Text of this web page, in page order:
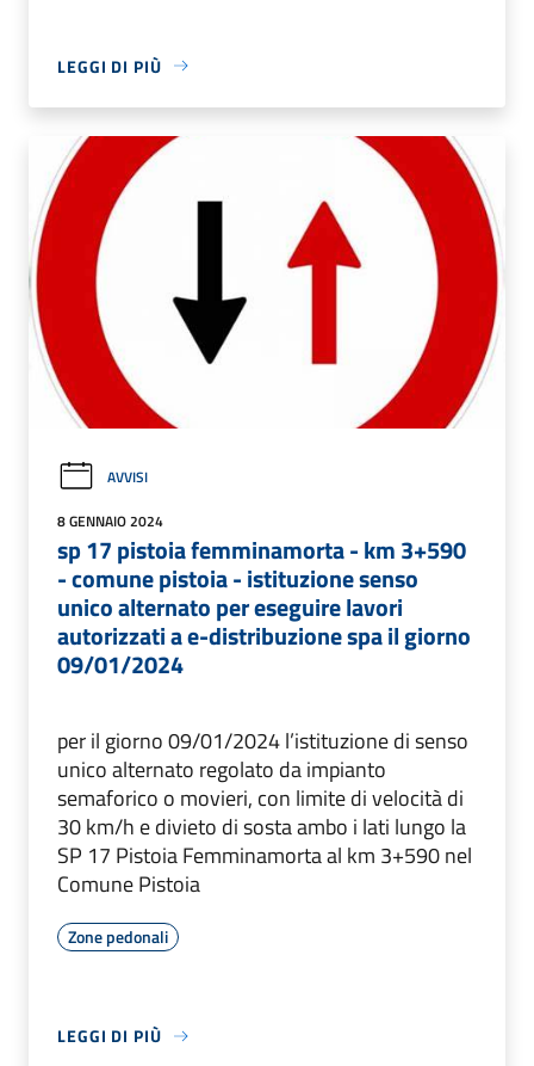
LEGGI DI PIÙ
AVVISI
8 GENNAIO 2024
sp 17 pistoia femminamorta - km 3+590
- comune pistoia - istituzione senso
unico alternato per eseguire lavori
autorizzati a e-distribuzione spa il giorno
09/01/2024
per il giorno 09/01/2024 l’istituzione di senso
unico alternato regolato da impianto
semaforico o movieri, con limite di velocità di
30 km/h e divieto di sosta ambo i lati lungo la
SP 17 Pistoia Femminamorta al km 3+590 nel
Comune Pistoia
Zone pedonali
LEGGI DI PIÙ